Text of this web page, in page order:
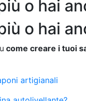
o hai
o hai
come creare i tuoi
artigianali